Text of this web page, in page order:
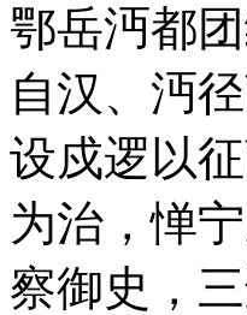
鄂岳沔都
自汉、沔
设戍逻以
为治，惮
察御史，